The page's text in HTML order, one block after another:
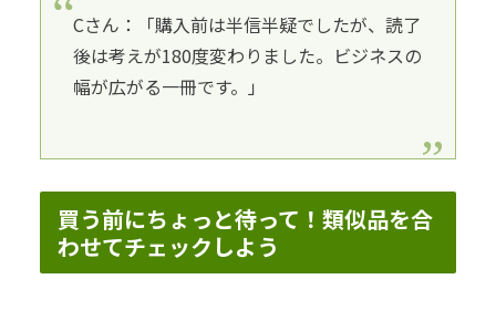
Cさん：「購入前は半信半疑でしたが、読了
後は考えが180度変わりました。ビジネスの
幅が広がる一冊です。」
買う前にちょっと待って！類似品を合
わせてチェックしよう